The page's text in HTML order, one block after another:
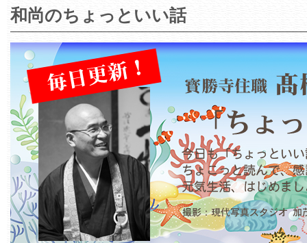
和尚のちょっといい話